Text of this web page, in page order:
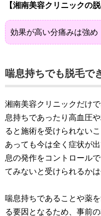
【湘南美容クリニックの
効果が高い分痛みは強め
喘息持ちでも脱毛で
湘南美容クリニックだけ
息持ちであったり高血圧
ると施術を受けられない
あっても今は全く症状が
息の発作をコントロール
てみないと受けられるかは
喘息持ちであることや薬
る要因となるため、事前